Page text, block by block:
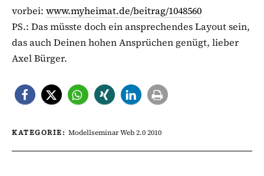
vorbei: www.myheimat.de/beitrag/1048560
PS.: Das müsste doch ein ansprechendes Layout sein,
das auch Deinen hohen Ansprüchen genügt, lieber
Axel Bürger.
KATEGORIE: Modellseminar Web 2.0 2010